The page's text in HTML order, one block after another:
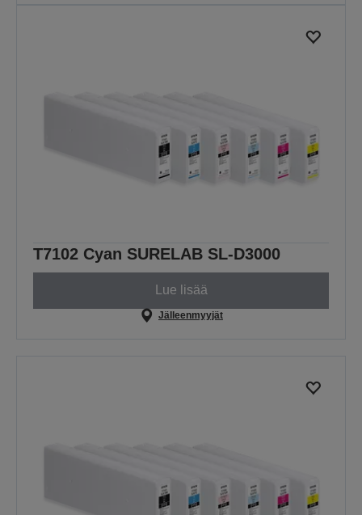
T7102 Cyan SURELAB SL-D3000
Lue lisää
Jälleenmyyjät